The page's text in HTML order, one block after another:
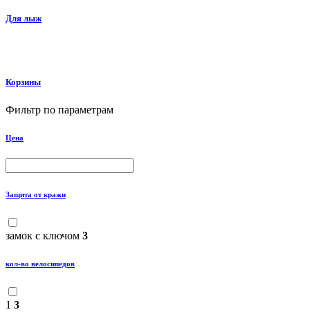
Для лыж
Корзины
Фильтр по параметрам
Цена
Защита от кражи
замок с ключом 3
кол-во велосипедов
1 3